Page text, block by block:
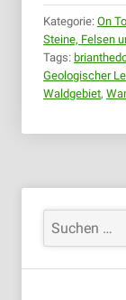
Kategorie: On
Steine, Felsen
Tags:
Geologischer
Waldgebiet,